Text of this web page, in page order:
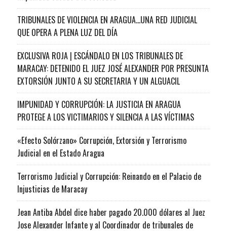
TRIBUNALES DE VIOLENCIA EN ARAGUA…UNA RED JUDICIAL
QUE OPERA A PLENA LUZ DEL DÍA
EXCLUSIVA ROJA | ESCÁNDALO EN LOS TRIBUNALES DE
MARACAY: DETENIDO EL JUEZ JOSÉ ALEXANDER POR PRESUNTA
EXTORSIÓN JUNTO A SU SECRETARIA Y UN ALGUACIL
IMPUNIDAD Y CORRUPCIÓN: LA JUSTICIA EN ARAGUA
PROTEGE A LOS VICTIMARIOS Y SILENCIA A LAS VÍCTIMAS
«Efecto Solórzano» Corrupción, Extorsión y Terrorismo
Judicial en el Estado Aragua
Terrorismo Judicial y Corrupción: Reinando en el Palacio de
Injusticias de Maracay
Jean Antiba Abdel dice haber pagado 20.000 dólares al Juez
Jose Alexander Infante y al Coordinador de tribunales de